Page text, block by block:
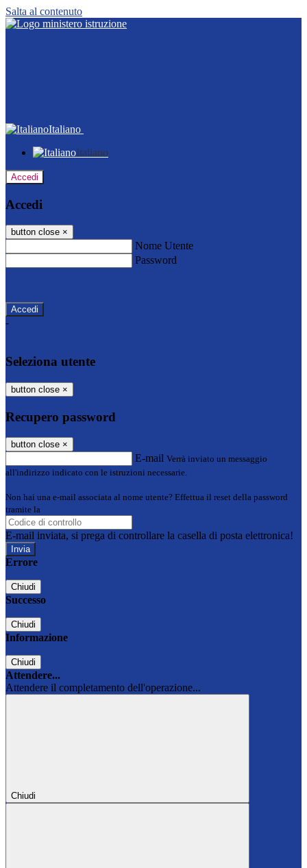
Salta al contenuto
Italiano
Italiano
Accedi
Accedi
button close ×
Nome Utente
Password
-
Seleziona utente
button close ×
Recupero password
button close ×
E-mail Verrà inviato un messaggio
all'indirizzo indicato con le istruzioni necessarie.
Non hai una e-mail associata al nome utente? Effettua il reset della password
tramite la
E-mail inviata, si prega di controllare la casella di posta elettronica!
Errore
Chiudi
Successo
Chiudi
Informazione
Chiudi
Attendere...
Attendere il completamento dell'operazione...
Chiudi